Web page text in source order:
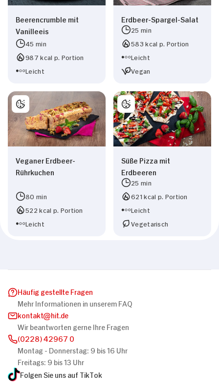
Beerencrumble mit
Vanilleeis
45 min
987 kcal p. Portion
Leicht
Erdbeer-Spargel-Salat
25 min
583 kcal p. Portion
Leicht
Vegan
Veganer Erdbeer-
Rührkuchen
80 min
522 kcal p. Portion
Leicht
Süße Pizza mit
Erdbeeren
25 min
621 kcal p. Portion
Leicht
Vegetarisch
Häufig gestellte Fragen
Mehr Informationen in unserem FAQ
kontakt
hit.de
Wir beantworten gerne Ihre Fragen
(0228) 42967 0
Montag - Donnerstag: 9 bis 16 Uhr
Freitags: 9 bis 13 Uhr
Folgen Sie uns auf TikTok